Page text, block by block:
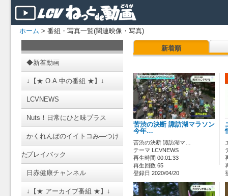
ホーム > 番組・写真一覧(関連映像・写真)
◆新着動画
↓【★ O.A.中の番組 ★】↓
LCVNEWS
Nuts！日常にひと味プラス
かくれんぼのイイトコみ―つけ
たプレイバック
日赤健康チャンネル
↓【★ アーカイブ番組 ★】↓
新着順
苦渋の決断 諏訪湖マラソン
今年…
苦渋の決断 諏訪湖マ…
テーマ LCVNEWS
再生時間 00:01:33
再生回数 65
登録日 2020/04/20